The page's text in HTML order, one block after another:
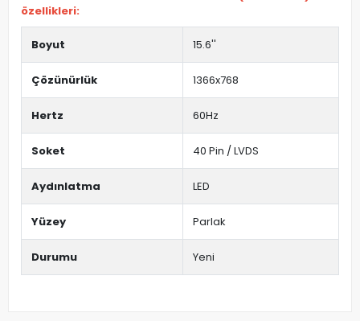
özellikleri:
Boyut 15.6''
Çözünürlük 1366x768
Hertz 60Hz
Soket 40 Pin / LVDS
Aydınlatma LED
Yüzey Parlak
Durumu Yeni